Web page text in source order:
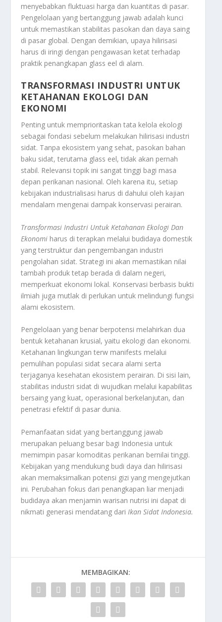
menyebabkan fluktuasi harga dan kuantitas di pasar.
Pengelolaan yang bertanggung jawab adalah kunci
untuk memastikan stabilitas pasokan dan daya saing
di pasar global. Dengan demikian, upaya hilirisasi
harus di iringi dengan pengawasan ketat terhadap
praktik penangkapan glass eel di alam.
TRANSFORMASI INDUSTRI UNTUK
KETAHANAN EKOLOGI DAN
EKONOMI
Penting untuk memprioritaskan tata kelola ekologi
sebagai fondasi sebelum melakukan hilirisasi industri
sidat. Tanpa ekosistem yang sehat, pasokan bahan
baku sidat, terutama glass eel, tidak akan pernah
stabil. Relevansi topik ini sangat tinggi bagi masa
depan perikanan nasional. Oleh karena itu, setiap
kebijakan industrialisasi harus di dahului oleh kajian
mendalam mengenai dampak konservasi perairan.
Transformasi Industri Untuk Ketahanan Ekologi Dan
Ekonomi harus di terapkan melalui budidaya domestik
yang terstruktur dan pengembangan industri
pengolahan sidat. Strategi ini akan memastikan nilai
tambah produk tetap berada di dalam negeri,
memperkuat ekonomi lokal. Konservasi berbasis bukti
ilmiah juga mutlak di perlukan untuk melindungi fungsi
alami ekosistem.
Pengelolaan yang benar berpotensi melahirkan dua
bentuk ketahanan krusial, yaitu ekologi dan ekonomi.
Ketahanan lingkungan terw manifests melalui
pemulihan populasi sidat secara alami serta
terjaganya kesehatan ekosistem perairan. Di sisi lain,
stabilitas industri sidat di wujudkan melalui kapabilitas
bersaing yang kuat, operasional berkelanjutan, dan
penetrasi efektif di pasar dunia.
Pemanfaatan sidat yang bertanggung jawab
merupakan peluang besar bagi Indonesia untuk
memimpin pasar komoditas perikanan bernilai tinggi.
Kebijakan yang mendukung budi daya dan hilirisasi
akan memaksimalkan potensi gizi yang mengejutkan
ini. Perubahan fokus dari penangkapan liar menjadi
budidaya akan menjamin warisan nutrisi ini dapat di
nikmati generasi mendatang dari Ikan Sidat Indonesia.
MEMBAGIKAN: